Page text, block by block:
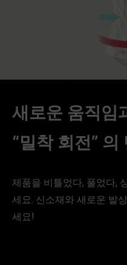
새로운 움직임
“밀착 회전” 의
제품을 비틀었다, 풀었다,
세요. 신소재와 새로운 발
세요!